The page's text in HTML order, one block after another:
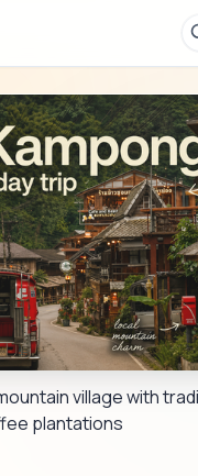
village with
plantations